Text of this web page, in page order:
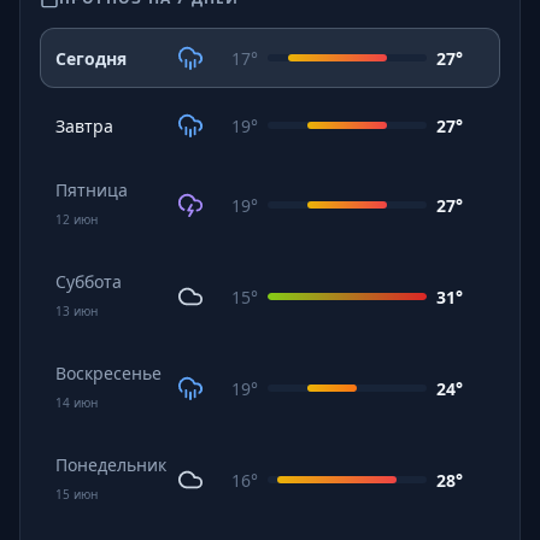
Сегодня 17° 27°
Завтра 19° 27°
Пятница
12 июн
19° 27°
Суббота
13 июн
15° 31°
Воскресенье
14 июн
19° 24°
Понедельник
15 июн
16° 28°